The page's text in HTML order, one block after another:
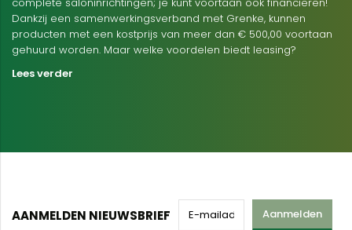
Dankzij een samenwerkingsverband met Grenke, kunnen
producten met een kostprijs van meer dan € 500,00 voortaan
gehuurd worden. Maar welke voordelen biedt leasing?
Lees verder
AANMELDEN NIEUWSBRIEF Aanmelden